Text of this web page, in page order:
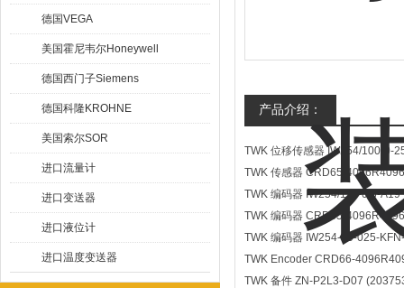
德国VEGA
美国霍尼韦尔Honeywell
德国西门子Siemens
德国科隆KROHNE
美国索尔SOR
进口流量计
进口变送器
进口液位计
进口温度变送器
产品介绍：
TWK 位移传感器 IW254/100-0-
TWK 传感器 CRD65-
TWK 编码器 IW254/115-0.5-A19
TWK 编码器 CRD65-
TWK 编码器 IW254-40-025-
TWK Encoder CRD66-
TWK 备件 ZN-P2L3-D07